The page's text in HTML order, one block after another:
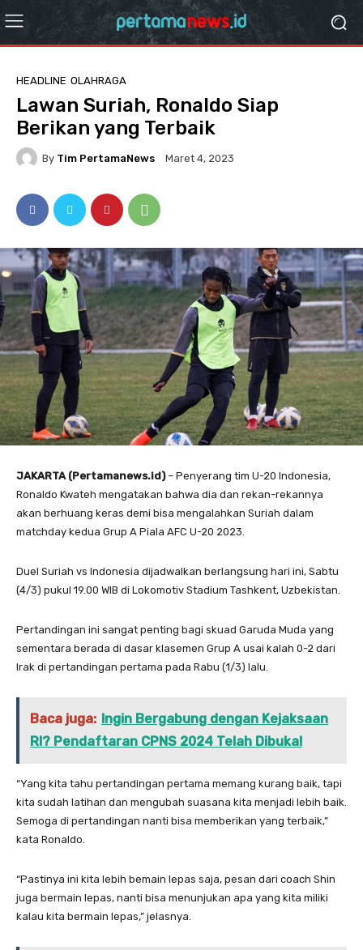
HEADLINE OLAHRAGA
Lawan Suriah, Ronaldo Siap
Berikan yang Terbaik
By Tim PertamaNews Maret 4, 2023
JAKARTA (Pertamanews.id)– Penyerang tim U-20 Indonesia,
Ronaldo Kwateh mengatakan bahwa dia dan rekan-rekannya
akan berhuang keras demi bisa mengalahkan Suriah dalam
matchday kedua Grup A Piala AFC U-20 2023.
Duel Suriah vs Indonesia dijadwalkan berlangsung hari ini, Sabtu
(4/3) pukul 19.00 WIB di Lokomotiv Stadium Tashkent, Uzbekistan.
Pertandingan ini sangat penting bagi skuad Garuda Muda yang
sementara berada di dasar klasemen Grup A usai kalah 0-2 dari
Irak di pertandingan pertama pada Rabu (1/3) lalu.
Baca juga: Ingin Bergabung dengan Kejaksaan
RI? Pendaftaran CPNS 2024 Telah Dibuka!
“Yang kita tahu pertandingan pertama memang kurang baik, tapi
kita sudah latihan dan mengubah suasana kita menjadi lebih baik.
Semoga di pertandingan nanti bisa memberikan yang terbaik,”
kata Ronaldo.
“Pastinya ini kita lebih bemain lepas saja, pesan dari coach Shin
juga bermain lepas, nanti bisa menunjukan apa yang kita miliki
kalau kita bermain lepas,” jelasnya.